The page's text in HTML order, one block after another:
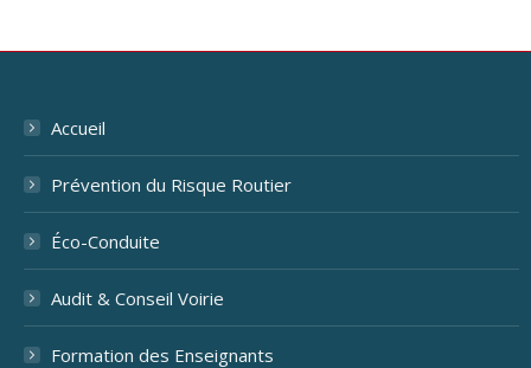
Facebook
X
LinkedInWhatsApp
Accueil
Prévention du Risque Routier
Éco-Conduite
Audit & Conseil Voirie
Formation des Enseignants